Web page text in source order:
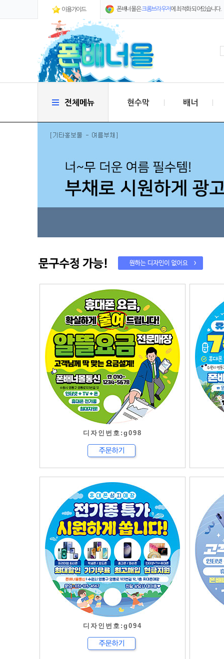
이용가이드 폰배너몰은크롬브라우저에 최적화 되어있습니다.
전체메뉴 현수막 배너
디자인번호:g098
디자인번호:g094